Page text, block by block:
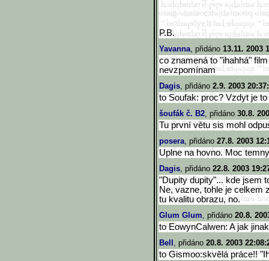
P.B.
Yavanna, přidáno 13.11. 2003
co znamená to "ihahhá"
nevzpomínam
Dagis, přidáno 2.9. 2003
to Soufak: proc? Vzdyt je
šoufák č. B2, přidáno 30.8.
Tu první větu sis mohl
posera, přidáno 27.8. 2003
Uplne na hovno. Moc
Dagis, přidáno 22.8. 2003
"Dupity dupity"... kde jsem
Ne, vazne, tohle je celkem
tu kvalitu obrazu, no.
Glum Glum, přidáno 20.8.
to EowynCalwen: A jak
Bell , přidáno 20.8. 2003
to Gismoo:skvělá práce!!